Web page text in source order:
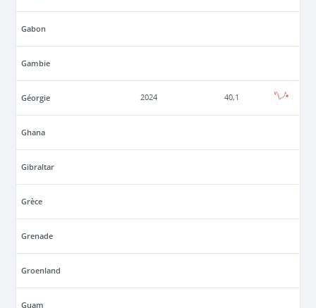
Gabon
Gambie
Géorgie 2024 40,1
Ghana
Gibraltar
Grèce
Grenade
Groenland
Guam